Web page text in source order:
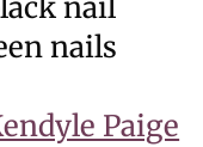
nail
nails
Paige